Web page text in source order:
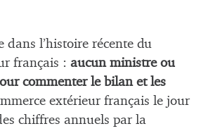
dans l’histoire récente du
français : aucun ministre ou
commenter le bilan et les
extérieur français le jour
chiffres annuels par la